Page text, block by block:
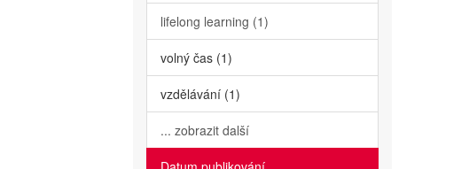
lifelong learning (1)
volný čas (1)
vzdělávání (1)
... zobrazit další